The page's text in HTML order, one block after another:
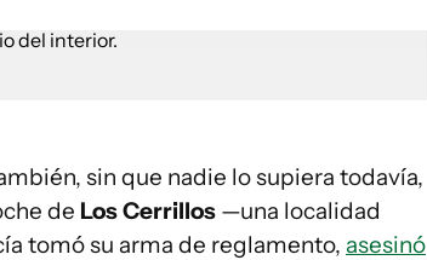
sin que nadie lo supiera todavía,
de Los Cerrillos —una localidad
tomó su arma de reglamento, asesinó